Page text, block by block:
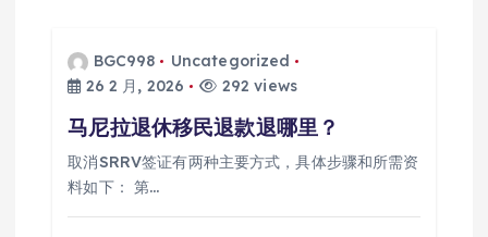
BGC998
Uncategorized
26 2 月, 2026
292 views
马尼拉退休移民退款退哪里？
取消SRRV签证有两种主要方式，具体步骤和所需资
料如下： 第…